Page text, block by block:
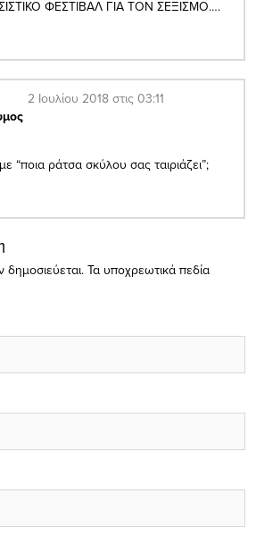
ΦΕΣΤΙΒΑΛ ΓΙΑ ΤΟΝ ΣΕΞΙΣΜΟ….
2 Ιουλίου 2018 στις 03:11
“ποια ράτσα σκύλου σας ταιριάζει”;
Τα υποχρεωτικά πεδία